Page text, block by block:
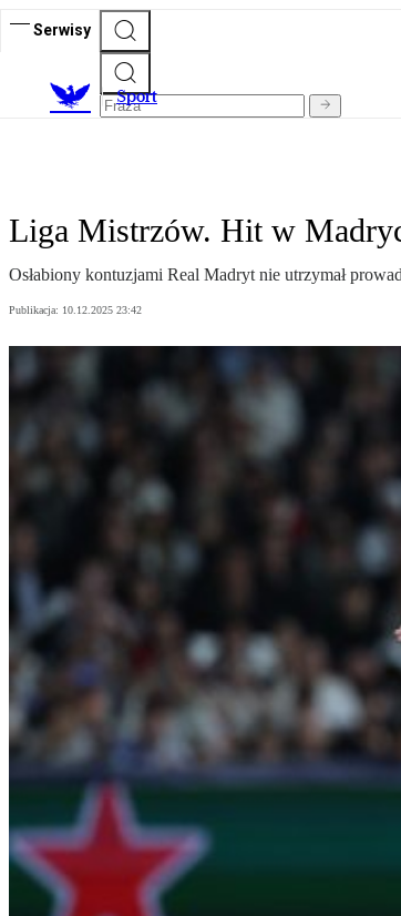
Serwisy
Sport
Liga Mistrzów. Hit w
Osłabiony kontuzjami Real Madryt nie utrzymał
Publikacja: 10.12.2025 23:42